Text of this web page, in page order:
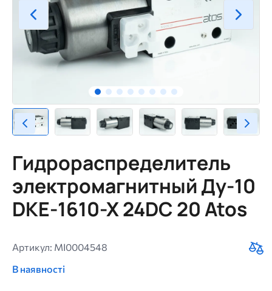
Гидрораспределитель
электромагнитный Ду-10
DKE-1610-X 24DC 20 Atos
Артикул: MI0004548
В наявності